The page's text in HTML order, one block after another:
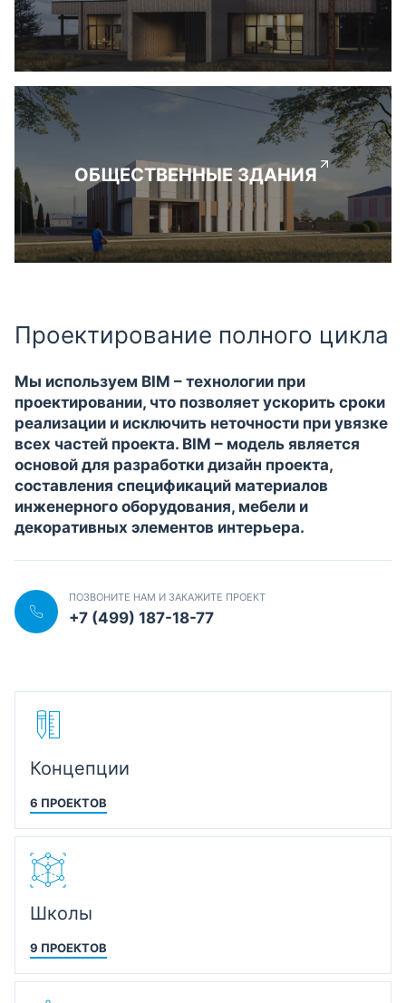
ОБЩЕСТВЕННЫЕ ЗДАНИЯ
Проектирование полного цикла
Мы используем BIM – технологии при
проектировании, что позволяет ускорить сроки
реализации и исключить неточности при увязке
всех частей проекта. BIM – модель является
основой для разработки дизайн проекта,
составления спецификаций материалов
инженерного оборудования, мебели и
декоративных элементов интерьера.
ПОЗВОНИТЕ НАМ И ЗАКАЖИТЕ ПРОЕКТ
+7 (499) 187-18-77
Концепции
6 ПРОЕКТОВ
Школы
9 ПРОЕКТОВ